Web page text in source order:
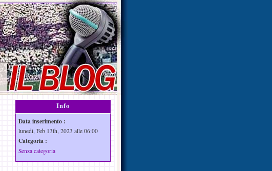
Info
Data inserimento :
lunedì, Feb 13th, 2023 alle 06:00
Categoria :
Senza categoria